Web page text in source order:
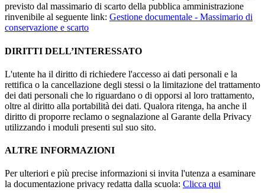
previsto dal massimario di scarto della pubblica amministrazione
rinvenibile al seguente link: Gestione documentale - Massimario di
conservazione e scarto
DIRITTI DELL’INTERESSATO
L'utente ha il diritto di richiedere l'accesso ai dati personali e la
rettifica o la cancellazione degli stessi o la limitazione del trattamento
dei dati personali che lo riguardano o di opporsi al loro trattamento,
oltre al diritto alla portabilità dei dati. Qualora ritenga, ha anche il
diritto di proporre reclamo o segnalazione al Garante della Privacy
utilizzando i moduli presenti sul suo sito.
ALTRE INFORMAZIONI
Per ulteriori e più precise informazioni si invita l'utenza a esaminare
la documentazione privacy redatta dalla scuola: Clicca qui